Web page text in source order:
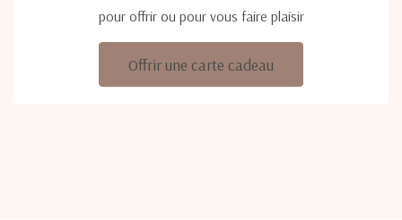
pour offrir ou pour vous faire plaisir
Offrir une carte cadeau